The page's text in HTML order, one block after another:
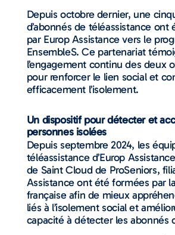
Depuis octobre dernier, une
d’abonnés de téléassistance ont
par Europ Assistance vers le
EnsembleS. Ce partenariat
l’engagement continu des deux
pour renforcer le lien social et
efficacement l’isolement.
Un dispositif pour détecter et
personnes isolées
Depuis septembre 2024, les
téléassistance d’Europ
de Saint Cloud de ProSeniors,
Assistance ont été formées par
française afin de mieux
liés à l’isolement social et
capacité à détecter les abonnés